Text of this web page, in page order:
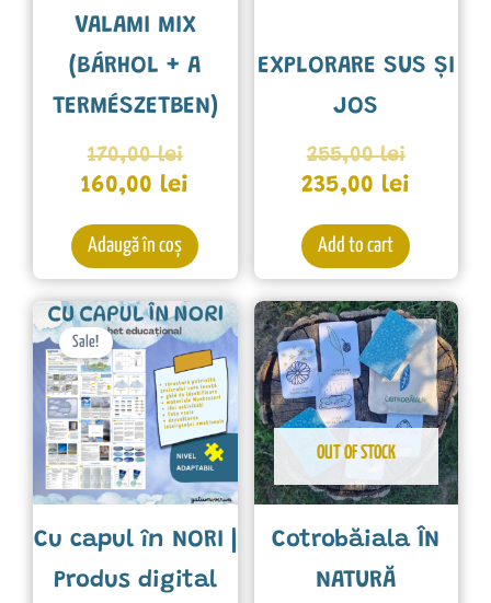
VALAMI MIX
(BÁRHOL + A
TERMÉSZETBEN)
170,00lei
160,00lei
Adaugă în coș
EXPLORARE SUS ȘI
JOS
255,00lei
235,00lei
Add to cart
Sale!
Cu capul în NORI |
Produs digital
Prețul
inițial
a
fost:
80,00 lei.
Prețul
curent
este:
38,00 lei.
OUT OF STOCK
Cotrobăiala ÎN
NATURĂ